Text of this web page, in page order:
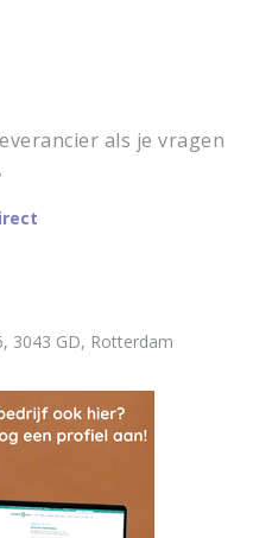
als je vragen
3043 GD, Rotterdam